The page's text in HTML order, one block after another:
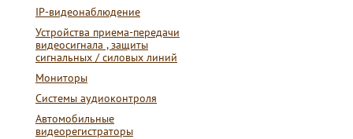
IP-видеонаблюдение
Устройства приема-передачи
видеосигнала , защиты
сигнальных / силовых линий
Мониторы
Системы аудиоконтроля
Автомобильные
видеорегистраторы